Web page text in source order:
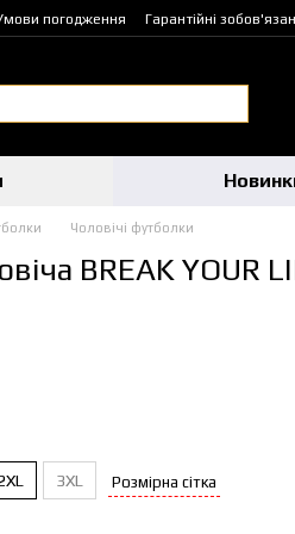
погодження Гарантійні
Чоловічі футболки
BREAK YOUR
3XL Розмірна сітка